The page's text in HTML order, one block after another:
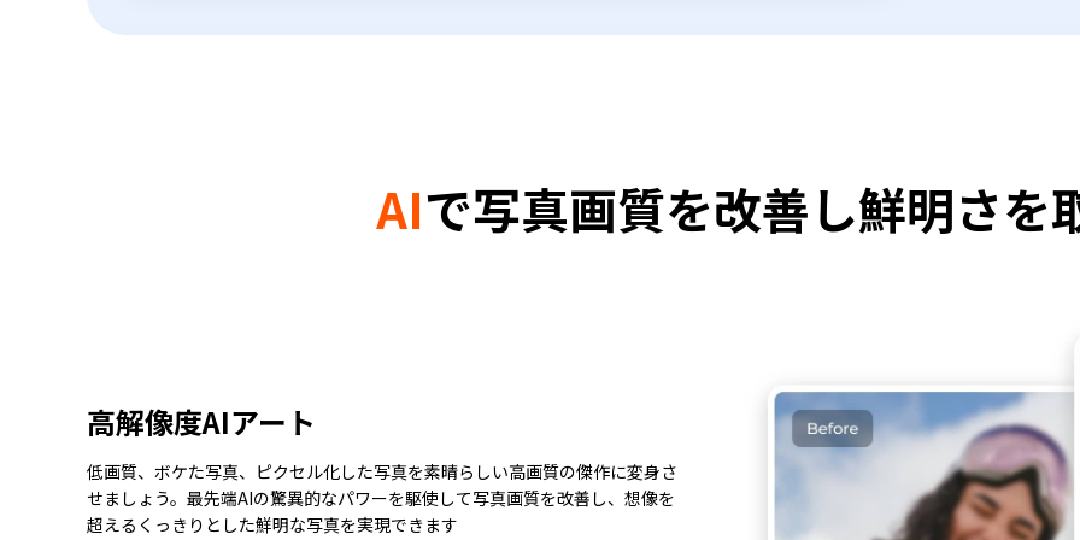
AIで写真画質を改善し鮮明さを
高解像度AIアート
低画質、ボケた写真、ピクセル化した写真を素晴らしい高画質の傑作に変身さ
せましょう。最先端AIの驚異的なパワーを駆使して写真画質を改善し、想像を
超えるくっきりとした鮮明な写真を実現できます